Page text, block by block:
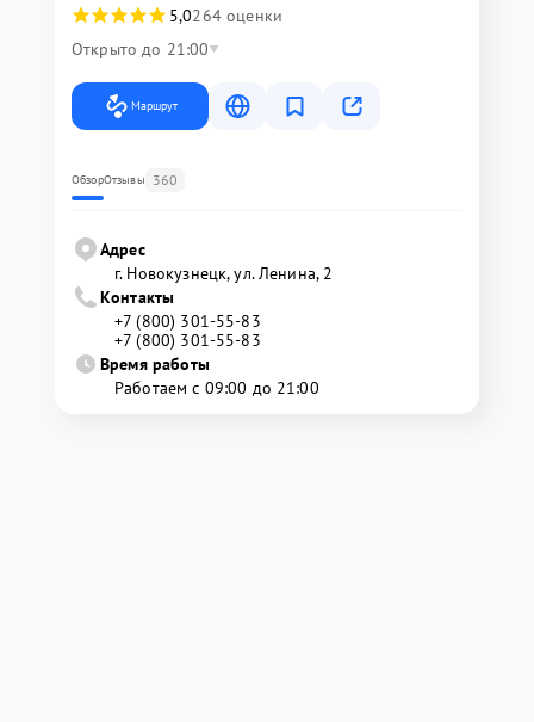
5,0264 оценки
Открыто до 21:00
Маршрут
ОбзорОтзывы 360
Адрес
г. Новокузнецк, ул. Ленина, 2
Контакты
+7 (800) 301-55-83
+7 (800) 301-55-83
Время работы
Работаем с 09:00 до 21:00